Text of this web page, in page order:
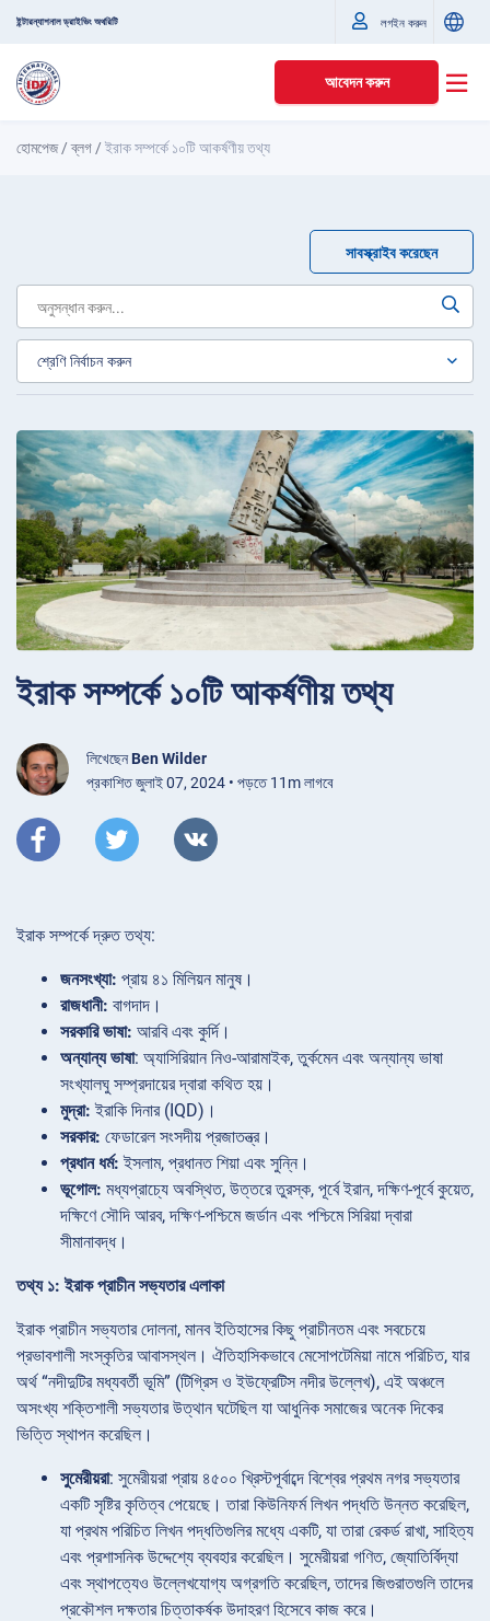
ইন্টারন্যাশনাল ড্রাইভিং অথরিটি লগইন করুন
আবেদন করুন
হোমপেজ/ব্লগ /ইরাক সম্পর্কে ১০টি আকর্ষণীয় তথ্য
সাবস্ক্রাইব করেছেন
ইরাক সম্পর্কে ১০টি আকর্ষণীয় তথ্য
লিখেছেনBen Wilder
প্রকাশিত জুলাই 07, 2024 • পড়তে 11m লাগবে
ইরাক সম্পর্কে দ্রুত তথ্য:
জনসংখ্যা: প্রায় ৪১ মিলিয়ন মানুষ।
রাজধানী: বাগদাদ।
সরকারি ভাষা: আরবি এবং কুর্দি।
অন্যান্য ভাষা: অ্যাসিরিয়ান নিও-আরামাইক, তুর্কমেন এবং অন্যান্য ভাষা
সংখ্যালঘু সম্প্রদায়ের দ্বারা কথিত হয়।
মুদ্রা: ইরাকি দিনার (IQD)।
সরকার: ফেডারেল সংসদীয় প্রজাতন্ত্র।
প্রধান ধর্ম: ইসলাম, প্রধানত শিয়া এবং সুন্নি।
ভূগোল: মধ্যপ্রাচ্যে অবস্থিত, উত্তরে তুরস্ক, পূর্বে ইরান, দক্ষিণ-পূর্বে কুয়েত,
দক্ষিণে সৌদি আরব, দক্ষিণ-পশ্চিমে জর্ডান এবং পশ্চিমে সিরিয়া দ্বারা
সীমানাবদ্ধ।
তথ্য ১: ইরাক প্রাচীন সভ্যতার এলাকা
ইরাক প্রাচীন সভ্যতার দোলনা, মানব ইতিহাসের কিছু প্রাচীনতম এবং সবচেয়ে
প্রভাবশালী সংস্কৃতির আবাসস্থল। ঐতিহাসিকভাবে মেসোপটেমিয়া নামে পরিচিত, যার
অর্থ “নদীদুটির মধ্যবর্তী ভূমি” (টিগ্রিস ও ইউফ্রেটিস নদীর উল্লেখ), এই অঞ্চলে
অসংখ্য শক্তিশালী সভ্যতার উত্থান ঘটেছিল যা আধুনিক সমাজের অনেক দিকের
ভিত্তি স্থাপন করেছিল।
সুমেরীয়রা: সুমেরীয়রা প্রায় ৪৫০০ খ্রিস্টপূর্বাব্দে বিশ্বের প্রথম নগর সভ্যতার
একটি সৃষ্টির কৃতিত্ব পেয়েছে। তারা কিউনিফর্ম লিখন পদ্ধতি উন্নত করেছিল,
যা প্রথম পরিচিত লিখন পদ্ধতিগুলির মধ্যে একটি, যা তারা রেকর্ড রাখা, সাহিত্য
এবং প্রশাসনিক উদ্দেশ্যে ব্যবহার করেছিল। সুমেরীয়রা গণিত, জ্যোতির্বিদ্যা
এবং স্থাপত্যেও উল্লেখযোগ্য অগ্রগতি করেছিল, তাদের জিগুরাতগুলি তাদের
প্রকৌশল দক্ষতার চিত্তাকর্ষক উদাহরণ হিসেবে কাজ করে।